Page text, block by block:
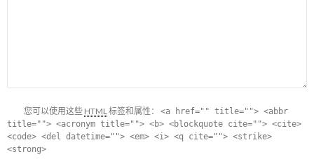
您可以使用这些 HTML标签和属性： <a href="" title=""> <abbr
title=""> <acronym title=""> <b> <blockquote cite=""> <cite>
<code> <del datetime=""> <em> <i> <q cite=""> <strike>
<strong>